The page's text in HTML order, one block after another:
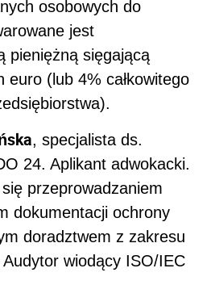
osobowych do
jest
pieniężną sięgającą
euro (lub 4% całkowitego
, specjalista ds.
24. Aplikant adwokacki.
przeprowadzaniem
dokumentacji ochrony
doradztwem z zakresu
wiodący ISO/IEC